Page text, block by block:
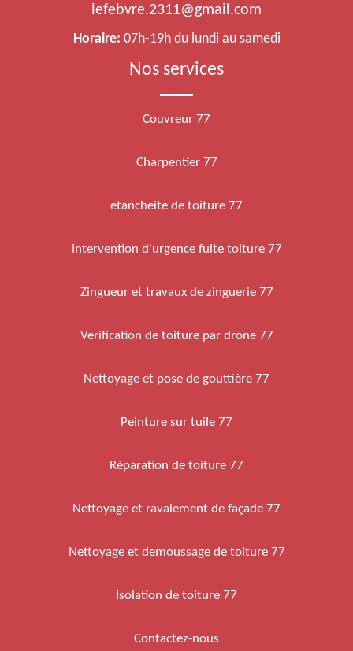
lefebvre.2311@gmail.com
Horaire: 07h-19h du lundi au samedi
Nos services
Couvreur 77
Charpentier 77
etancheite de toiture 77
Intervention d'urgence fuite toiture 77
Zingueur et travaux de zinguerie 77
Verification de toiture par drone 77
Nettoyage et pose de gouttière 77
Peinture sur tuile 77
Réparation de toiture 77
Nettoyage et ravalement de façade 77
Nettoyage et demoussage de toiture 77
Isolation de toiture 77
Contactez-nous